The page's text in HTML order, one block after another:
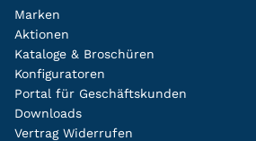
Marken
Aktionen
Kataloge & Broschüren
Konfiguratoren
Portal für Geschäftskunden
Downloads
Vertrag Widerrufen